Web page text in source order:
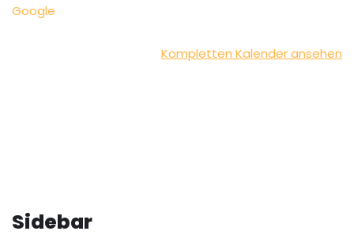
Google
Kompletten Kalender ansehen
Sidebar